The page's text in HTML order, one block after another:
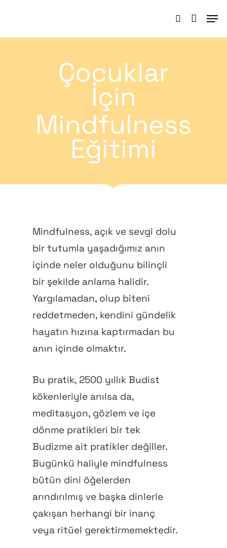
Hit enter to search or ESC to close
Çocuklar
İçin
Mindfulness
Eğitimi
Mindfulness, açık ve sevgi dolu
bir tutumla yaşadığımız anın
içinde neler olduğunu bilinçli
bir şekilde anlama halidir.
Yargılamadan, olup biteni
reddetmeden, kendini gündelik
hayatın hızına kaptırmadan bu
anın içinde olmaktır.
Bu pratik, 2500 yıllık Budist
kökenleriyle anılsa da,
meditasyon, gözlem ve içe
dönme pratikleri bir tek
Budizme ait pratikler değiller.
Bugünkü haliyle mindfulness
bütün dini öğelerden
arındırılmış ve başka dinlerle
çakışan herhangi bir inanç
veya ritüel gerektirmemektedir.